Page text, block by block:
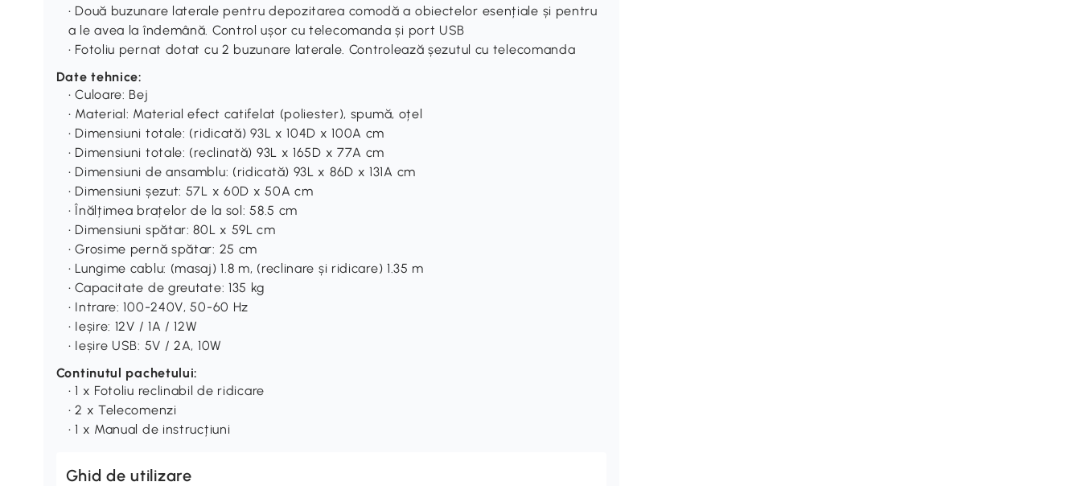
• Două buzunare laterale pentru depozitarea comodă a obiectelor esențiale și pentru
a le avea la îndemână. Control ușor cu telecomanda și port USB
• Fotoliu pernat dotat cu 2 buzunare laterale. Controlează șezutul cu telecomanda
Date tehnice:
• Culoare: Bej
• Material: Material efect catifelat (poliester), spumă, oțel
• Dimensiuni totale: (ridicată) 93L x 104D x 100A cm
• Dimensiuni totale: (reclinată) 93L x 165D x 77A cm
• Dimensiuni de ansamblu: (ridicată) 93L x 86D x 131A cm
• Dimensiuni șezut: 57L x 60D x 50A cm
• Înălțimea brațelor de la sol: 58.5 cm
• Dimensiuni spătar: 80L x 59L cm
• Grosime pernă spătar: 25 cm
• Lungime cablu: (masaj) 1.8 m, (reclinare și ridicare) 1.35 m
• Capacitate de greutate: 135 kg
• Intrare: 100-240V, 50-60 Hz
• Ieșire: 12V / 1A / 12W
• Ieșire USB: 5V / 2A, 10W
Continutul pachetului:
• 1 x Fotoliu reclinabil de ridicare
• 2 x Telecomenzi
• 1 x Manual de instrucțiuni
Ghid de utilizare